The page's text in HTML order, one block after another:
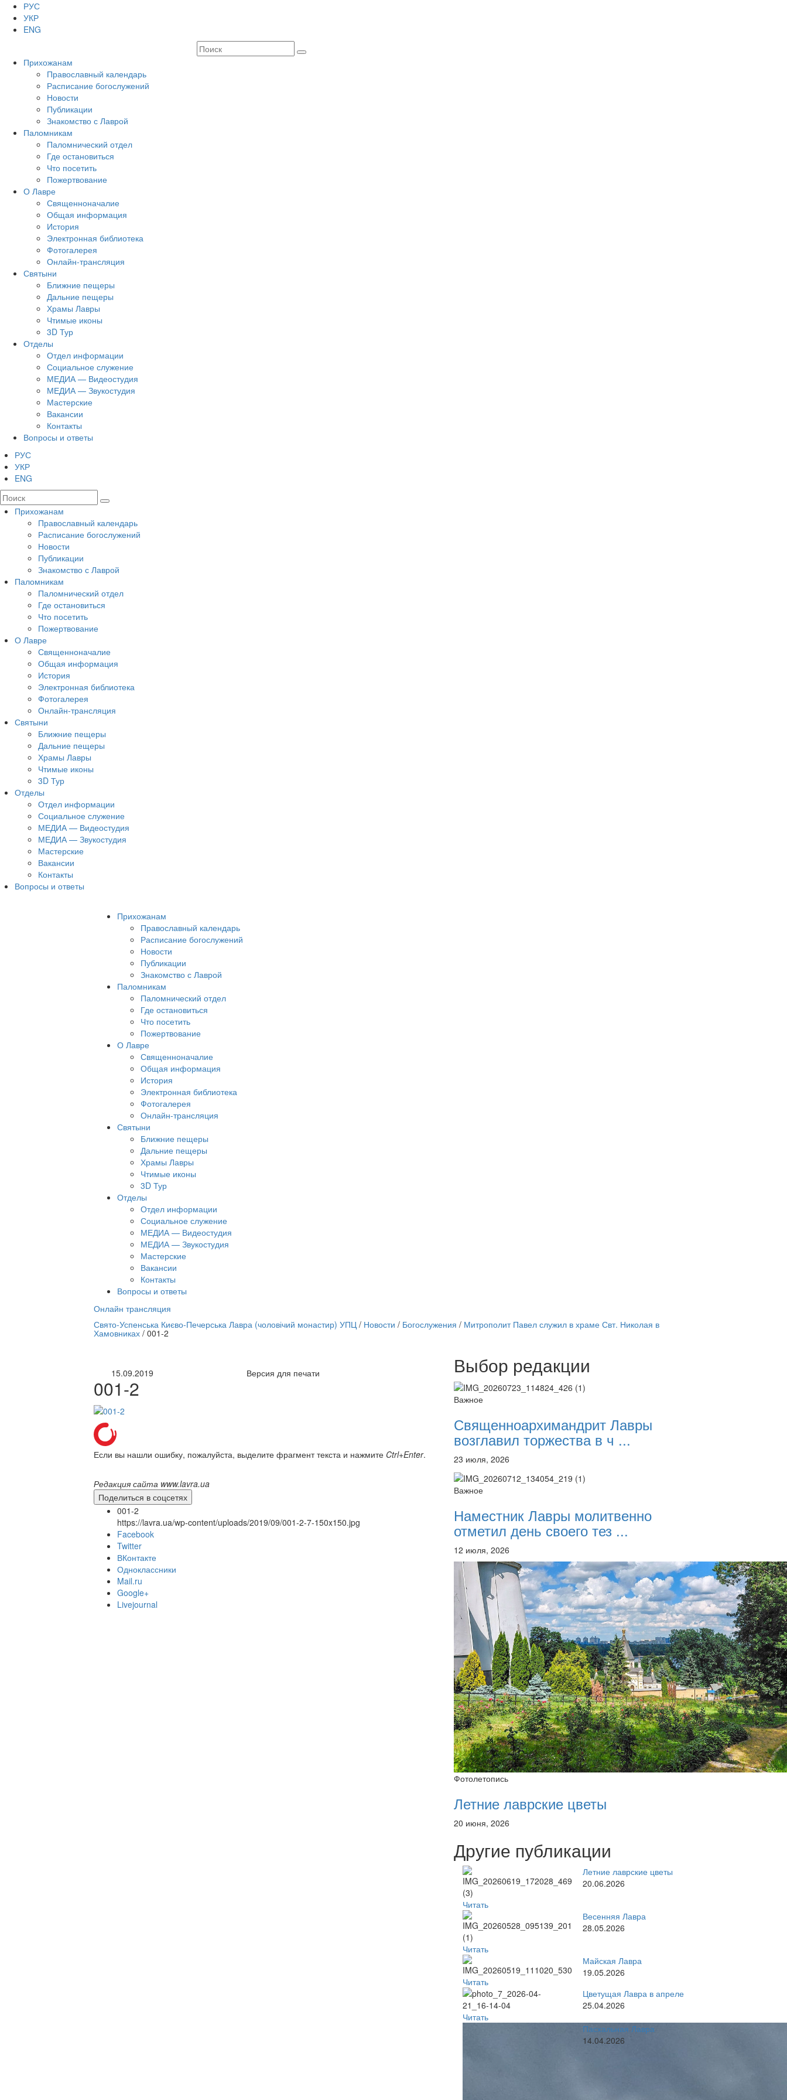
РУС
УКР
ENG
Прихожанам
Православный календарь
Расписание богослужений
Новости
Публикации
Знакомство с Лаврой
Паломникам
Паломнический отдел
Где остановиться
Что посетить
Пожертвование
О Лавре
Священноначалие
Общая информация
История
Электронная библиотека
Фотогалерея
Онлайн-трансляция
Святыни
Ближние пещеры
Дальние пещеры
Храмы Лавры
Чтимые иконы
3D Тур
Отделы
Отдел информации
Социальное служение
МЕДИА — Видеостудия
МЕДИА — Звукостудия
Мастерские
Вакансии
Контакты
Вопросы и ответы
РУС
УКР
ENG
Прихожанам
Православный календарь
Расписание богослужений
Новости
Публикации
Знакомство с Лаврой
Паломникам
Паломнический отдел
Где остановиться
Что посетить
Пожертвование
О Лавре
Священноначалие
Общая информация
История
Электронная библиотека
Фотогалерея
Онлайн-трансляция
Святыни
Ближние пещеры
Дальние пещеры
Храмы Лавры
Чтимые иконы
3D Тур
Отделы
Отдел информации
Социальное служение
МЕДИА — Видеостудия
МЕДИА — Звукостудия
Мастерские
Вакансии
Контакты
Вопросы и ответы
Прихожанам
Православный календарь
Расписание богослужений
Новости
Публикации
Знакомство с Лаврой
Паломникам
Паломнический отдел
Где остановиться
Что посетить
Пожертвование
О Лавре
Священноначалие
Общая информация
История
Электронная библиотека
Фотогалерея
Онлайн-трансляция
Святыни
Ближние пещеры
Дальние пещеры
Храмы Лавры
Чтимые иконы
3D Тур
Отделы
Отдел информации
Социальное служение
МЕДИА — Видеостудия
МЕДИА — Звукостудия
Мастерские
Вакансии
Контакты
Вопросы и ответы
Онлайн трансляция
12 сентября
Онлайн трансляции
12 сентября 2015
12 сентября 2015Название трансляции
12 сентября 2015
12 сентября 2015Название трансляции
12 сентября 2015Название трансляции
Название трансляции
12 сентября 2015Название трансляции
Перейти к архиву
Свято-Успенська Києво-Печерська Лавра (чоловічий монастир) УПЦ/ Новости / Богослужения / Митрополит Павел служил в храме Свт. Николая в
Хамовниках/ 001-2
15.09.2019 Версия для печати
001-2
Если вы нашли ошибку, пожалуйста, выделите фрагмент текста и нажмите Ctrl+Enter.
Редакция сайта www.lavra.ua
Поделиться в соцсетях
001-2
https://lavra.ua/wp-content/uploads/2019/09/001-2-7-150x150.jpg
Facebook
Twitter
ВКонтакте
Одноклассники
Mail.ru
Google+
Livejournal
Выбор редакции
Важное
Священноархимандрит Лавры
возглавил торжества в ч ...
23 июля, 2026
Важное
Наместник Лавры молитвенно
отметил день своего тез ...
12 июля, 2026
Фотолетопись
Летние лаврские цветы
20 июня, 2026
Другие публикации
Читать
Летние лаврские цветы
20.06.2026
Читать
Весенняя Лавра
28.05.2026
Читать
Майская Лавра
19.05.2026
Читать
Цветущая Лавра в апреле
25.04.2026
Пасхальная Лавра
14.04.2026